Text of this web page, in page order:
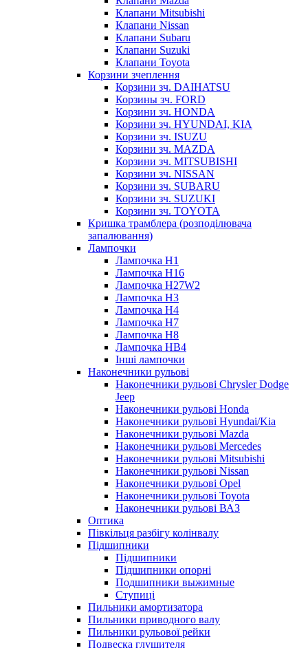
Клапани Mitsubishi
Клапани Nissan
Клапани Subaru
Клапани Suzuki
Клапани Toyota
Корзини зчеплення
Корзини зч. DAIHATSU
Корзины зч. FORD
Корзини зч. HONDA
Корзини зч. HYUNDAI, KIA
Корзини зч. ISUZU
Корзини зч. MAZDA
Корзини зч. MITSUBISHI
Корзини зч. NISSAN
Корзини зч. SUBARU
Корзини зч. SUZUKI
Корзини зч. TOYOTA
Кришка трамблера (розподілювача
запалювання)
Лампочки
Лампочка H1
Лампочка H16
Лампочка H27W2
Лампочка H3
Лампочка H4
Лампочка H7
Лампочка H8
Лампочка HB4
Інші лампочки
Наконечники рульові
Наконечники рульові Chrysler Dodge
Jeep
Наконечники рульові Honda
Наконечники рульові Hyundai/Kia
Наконечники рульові Mazda
Наконечники рульові Mercedes
Наконечники рульові Mitsubishi
Наконечники рульові Nissan
Наконечники рульові Opel
Наконечники рульові Toyota
Наконечники рульові ВАЗ
Оптика
Півкільця разбігу колінвалу
Підшипники
Підшипники
Підшипники опорні
Подшипники выжимные
Ступиці
Пильники амортизатора
Пильники приводного валу
Пильники рульової рейки
Подвеска глушителя